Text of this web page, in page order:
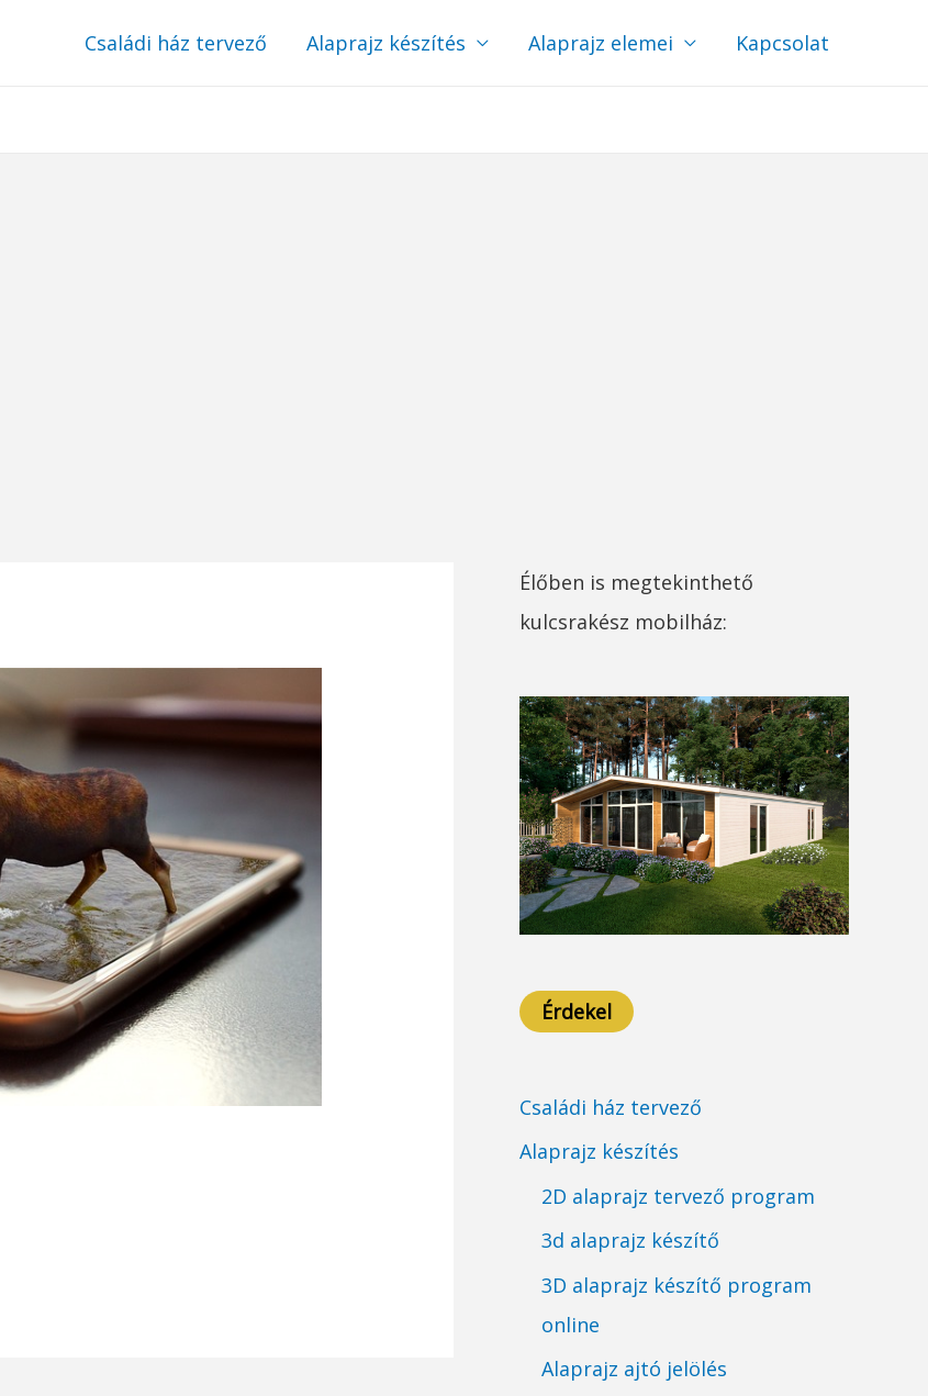
Családi ház tervező Alaprajz készítés Alaprajz elemei Kapcsolat
Élőben is megtekinthető
kulcsrakész mobilház:
Érdekel
Családi ház tervező
Alaprajz készítés
2D alaprajz tervező program
3d alaprajz készítő
3D alaprajz készítő program
online
Alaprajz ajtó jelölés